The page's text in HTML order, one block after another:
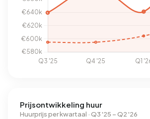
Prijsontwikkeling huur
Huurprijs per kwartaal · Q3 '25 – Q2 '26